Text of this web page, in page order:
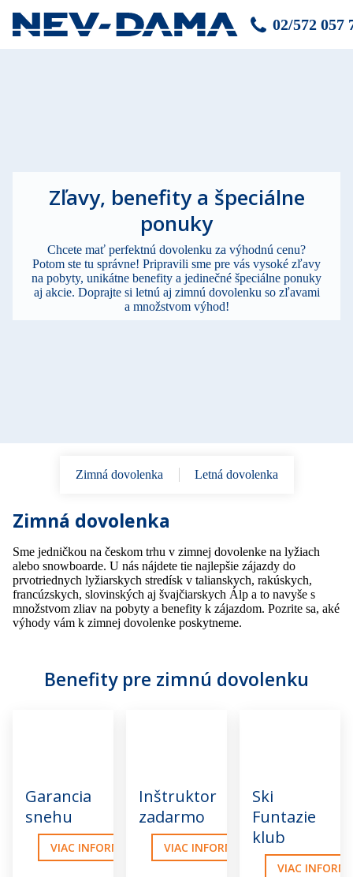
02/572 057
Zľavy, benefity a špeciálne
ponuky
Chcete mať perfektnú dovolenku za výhodnú cenu?
Potom ste tu správne! Pripravili sme pre vás vysoké zľavy
na pobyty, unikátne benefity a jedinečné špeciálne ponuky
aj akcie. Doprajte si letnú aj zimnú dovolenku so zľavami
a množstvom výhod!
Zimná dovolenka Letná dovolenka
Zimná dovolenka
Sme jedničkou na českom trhu v zimnej dovolenke na lyžiach
alebo snowboarde. U nás nájdete tie najlepšie zájazdy do
prvotriednych lyžiarskych stredísk v talianskych, rakúskych,
francúzskych, slovinských aj švajčiarskych Álp a to navyše s
množstvom zliav na pobyty a benefity k zájazdom. Pozrite sa, aké
výhody vám k zimnej dovolenke poskytneme.
Benefity pre zimnú dovolenku
Garancia
snehu
VIAC INFORMÁCIÍ
Inštruktor
zadarmo
VIAC INFORMÁCIÍ
Ski
Funtazie
klub
VIAC